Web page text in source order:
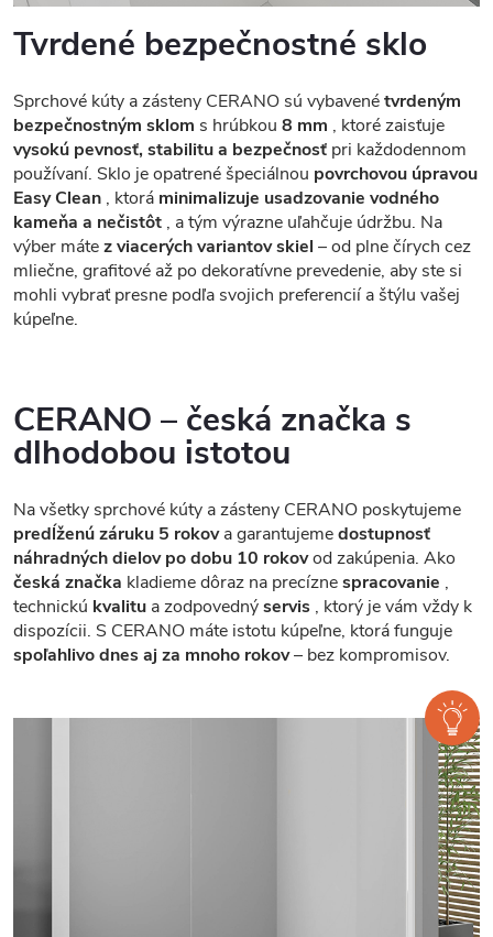
Tvrdené bezpečnostné sklo
Sprchové kúty a zásteny CERANO sú vybavenétvrdeným
bezpečnostným sklom s hrúbkou 8 mm , ktoré zaisťuje
vysokú pevnosť, stabilitu a bezpečnosť pri každodennom
používaní. Sklo je opatrené špeciálnou povrchovou úpravou
Easy Clean , ktorá minimalizuje usadzovanie vodného
kameňa a nečistôt , a tým výrazne uľahčuje údržbu. Na
výber mátez viacerých variantov skiel – od plne čírych cez
mliečne, grafitové až po dekoratívne prevedenie, aby ste si
mohli vybrať presne podľa svojich preferencií a štýlu vašej
kúpeľne.
CERANO – česká značka s
dlhodobou istotou
Na všetky sprchové kúty a zásteny CERANO poskytujeme
predĺženú záruku 5 rokova garantujemedostupnosť
náhradných dielov po dobu 10 rokovod zakúpenia. Ako
česká značka kladieme dôraz na precíznespracovanie ,
technickú kvalitu a zodpovednýservis , ktorý je vám vždy k
dispozícii. S CERANO máte istotu kúpeľne, ktorá funguje
spoľahlivo dnes aj za mnoho rokov– bez kompromisov.